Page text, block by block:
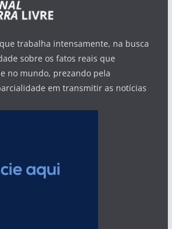
trabalha intensamente, na busca
sobre os fatos reais que
no mundo, prezando pela
em transmitir as notícias